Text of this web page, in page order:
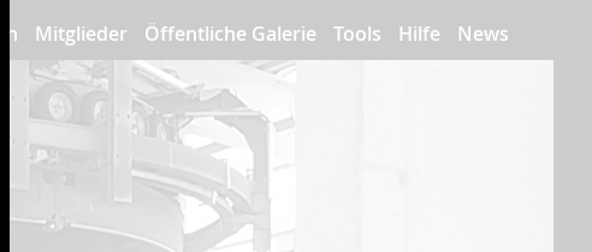
Mitglieder Öffentliche Galerie Tools Hilfe News